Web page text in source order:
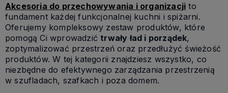
Akcesoria do przechowywania i organizacji to
fundament każdej funkcjonalnej kuchni i spiżarni.
Oferujemy kompleksowy zestaw produktów, które
pomogą Ci wprowadzićtrwały ład i porządek,
zoptymalizować przestrzeń oraz przedłużyć świeżość
produktów. W tej kategorii znajdziesz wszystko, co
niezbędne do efektywnego zarządzania przestrzenią
w szufladach, szafkach i poza domem.